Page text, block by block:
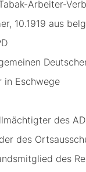
Arbeiter-
10.1919 aus
in Eschwege
des
des
des